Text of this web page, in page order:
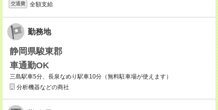
交通費 全額支給
勤務地
静岡県駿東郡
車通勤OK
三島駅車5分、長泉なめり駅車10分（無料駐車場が使えます）
分析機器などの商社